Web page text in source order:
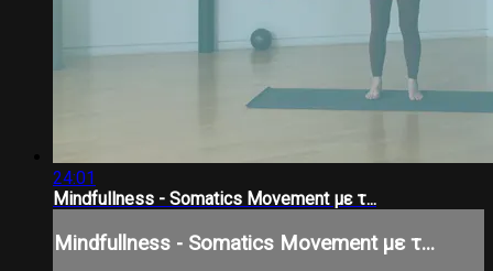
24:01
Mindfullness - Somatics Movement με τ...
Mindfullness - Somatics Movement με τ...